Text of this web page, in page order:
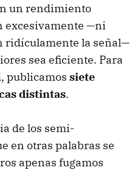
un rendimiento
excesivamente —ni
ridículamente la señal—
sea eficiente. Para
publicamos siete
distintas.
de los semi-
en otras palabras se
apenas fugamos